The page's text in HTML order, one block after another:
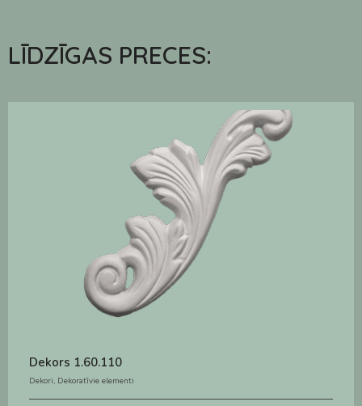
LĪDZĪGAS PRECES:
Dekors 1.60.110
Dekori, Dekoratīvie elementi